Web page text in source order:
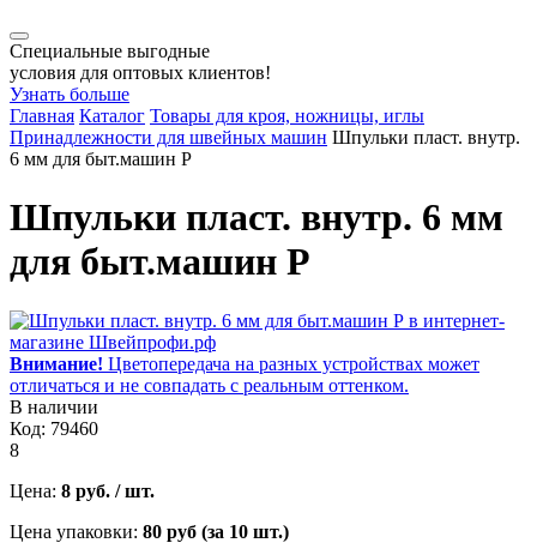
Специальные выгодные
условия для оптовых клиентов!
Узнать больше
Главная Каталог Товары для кроя, ножницы, иглы
Принадлежности для швейных машин Шпульки пласт. внутр.
6 мм для быт.машин Р
Шпульки пласт. внутр. 6 мм
для быт.машин Р
Внимание! Цветопередача на разных устройствах может
отличаться и не совпадать с реальным оттенком.
В наличии
Код: 79460
8
Цена: 8 руб. / шт.
Цена упаковки: 80 руб (за 10 шт.)